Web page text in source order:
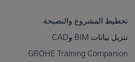
تخطيط المشروع والنصيحة
تنزيل بيانات BIM وCAD
GROHE Training Companion